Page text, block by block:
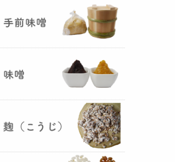
お米5kg貯蔵用アルミ袋が完
成しました！完全オリジナルで特
別な仕様でお米の美味しさをその
ままキープ！酸化防止と長期保存
を可能にしました！
山形さくらんぼ甘酒ゼリー発売